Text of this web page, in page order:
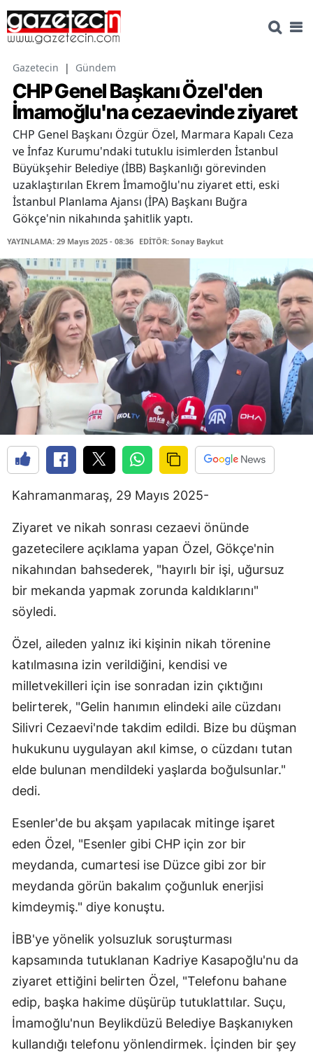
Gazetecin | Gündem
CHP Genel Başkanı Özel'den
İmamoğlu'na cezaevinde ziyaret
CHP Genel Başkanı Özgür Özel, Marmara Kapalı Ceza
ve İnfaz Kurumu'ndaki tutuklu isimlerden İstanbul
Büyükşehir Belediye (İBB) Başkanlığı görevinden
uzaklaştırılan Ekrem İmamoğlu'nu ziyaret etti, eski
İstanbul Planlama Ajansı (İPA) Başkanı Buğra
Gökçe'nin nikahında şahitlik yaptı.
YAYINLAMA: 29 Mayıs 2025 - 08:36 EDİTÖR: Sonay Baykut
Kahramanmaraş, 29 Mayıs 2025-
Ziyaret ve nikah sonrası cezaevi önünde
gazetecilere açıklama yapan Özel, Gökçe'nin
nikahından bahsederek, "hayırlı bir işi, uğursuz
bir mekanda yapmak zorunda kaldıklarını"
söyledi.
Özel, aileden yalnız iki kişinin nikah törenine
katılmasına izin verildiğini, kendisi ve
milletvekilleri için ise sonradan izin çıktığını
belirterek, "Gelin hanımın elindeki aile cüzdanı
Silivri Cezaevi'nde takdim edildi. Bize bu düşman
hukukunu uygulayan akıl kimse, o cüzdanı tutan
elde bulunan mendildeki yaşlarda boğulsunlar."
dedi.
Esenler'de bu akşam yapılacak mitinge işaret
eden Özel, "Esenler gibi CHP için zor bir
meydanda, cumartesi ise Düzce gibi zor bir
meydanda görün bakalım çoğunluk enerjisi
kimdeymiş." diye konuştu.
İBB'ye yönelik yolsuzluk soruşturması
kapsamında tutuklanan Kadriye Kasapoğlu'nu da
ziyaret ettiğini belirten Özel, "Telefonu bahane
edip, başka hakime düşürüp tutuklattılar. Suçu,
İmamoğlu'nun Beylikdüzü Belediye Başkanıyken
kullandığı telefonu yönlendirmek. İçinden bir şey